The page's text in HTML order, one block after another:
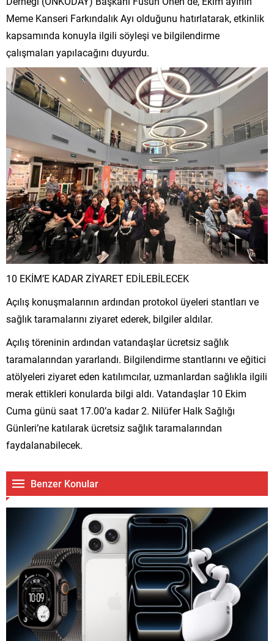
Meme Kanseri Farkındalık Ayı olduğunu hatırlatarak, etkinlik
kapsamında konuyla ilgili söyleşi ve bilgilendirme
çalışmaları yapılacağını duyurdu.
10 EKİM’E KADAR ZİYARET EDİLEBİLECEK
Açılış konuşmalarının ardından protokol üyeleri stantları ve
sağlık taramalarını ziyaret ederek, bilgiler aldılar.
Açılış töreninin ardından vatandaşlar ücretsiz sağlık
taramalarından yararlandı. Bilgilendirme stantlarını ve eğitici
atölyeleri ziyaret eden katılımcılar, uzmanlardan sağlıkla ilgili
merak ettikleri konularda bilgi aldı. Vatandaşlar 10 Ekim
Cuma günü saat 17.00’a kadar 2. Nilüfer Halk Sağlığı
Günleri’ne katılarak ücretsiz sağlık taramalarından
faydalanabilecek.
Benzer Konular